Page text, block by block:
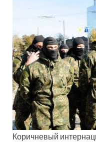
Коричневый